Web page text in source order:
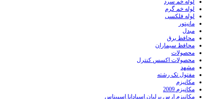
لوله خم سرد
لوله خم گرم
لوله فلکسی
مانیتور
مبدل
محافظ برق
محافظ سیماران
محصولات
محصولات اکسس کنترل
مشهد
مفتول تک رشته
مکانیزم
مکانیزم 2009
مکانیزم ارس برلیان اسپادانا اسپیناس